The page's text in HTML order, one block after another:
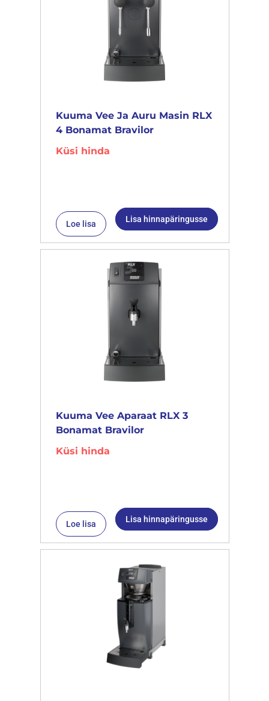
Kuuma Vee Ja Auru Masin RLX
4 Bonamat Bravilor
Küsi hinda
Loe lisa Lisa hinnapäringusse
Kuuma Vee Aparaat RLX 3
Bonamat Bravilor
Küsi hinda
Loe lisa Lisa hinnapäringusse